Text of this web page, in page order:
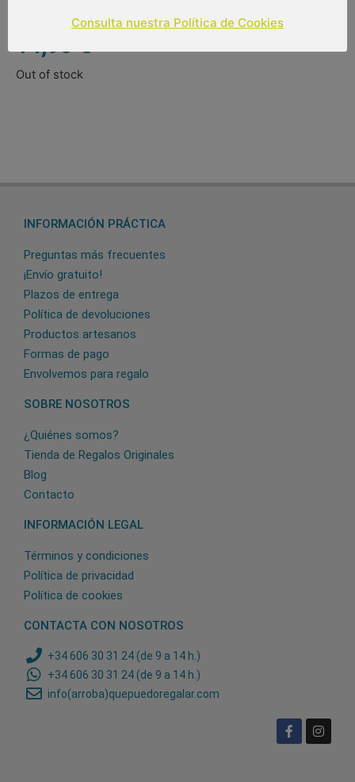
14,90€
Out of stock
INFORMACIÓN PRÁCTICA
Preguntas más frecuentes
¡Envío gratuito!
Plazos de entrega
Política de devoluciones
Productos artesanos
Formas de pago
Envolvemos para regalo
SOBRE NOSOTROS
¿Quiénes somos?
Tienda de Regalos Originales
Blog
Contacto
INFORMACIÓN LEGAL
Términos y condiciones
Política de privacidad
Política de cookies
CONTACTA CON NOSOTROS
+34 606 30 31 24 (de 9 a 14 h.)
+34 606 30 31 24 (de 9 a 14 h.)
info(arroba)quepuedoregalar.com
Consulta nuestra Política de Cookies